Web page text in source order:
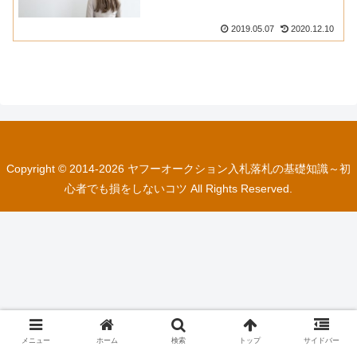
2019.05.07 2020.12.10
Copyright © 2014-2026 ヤフーオークション入札落札の基礎知識～初
心者でも損をしないコツ All Rights Reserved.
メニュー ホーム 検索 トップ サイドバー